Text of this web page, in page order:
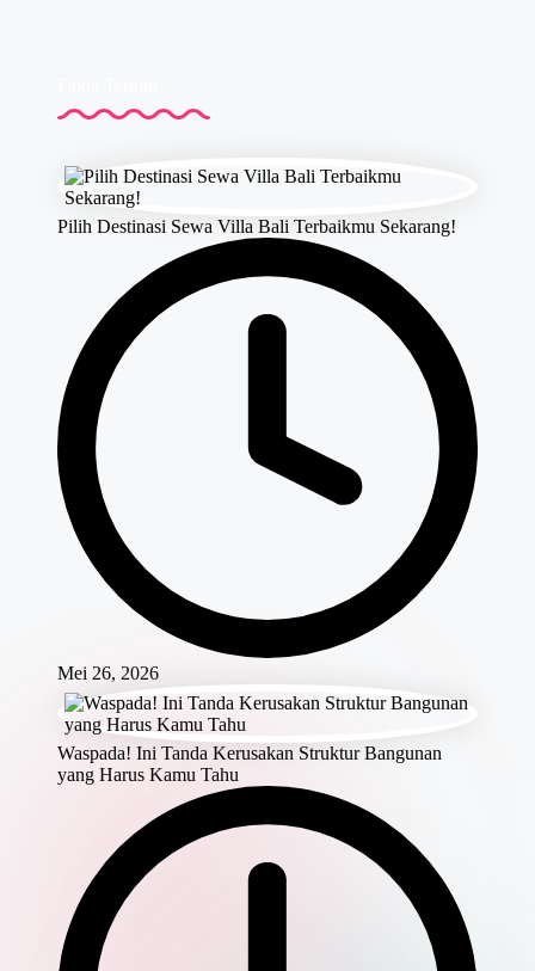
Pilih Destinasi Sewa Villa Bali Terbaikmu Sekarang!
Mei 26, 2026
Waspada! Ini Tanda Kerusakan Struktur Bangunan
yang Harus Kamu Tahu